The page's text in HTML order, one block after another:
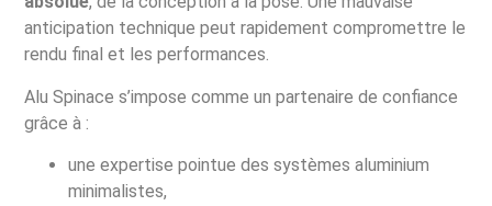
anticipation technique peut rapidement compromettre le
rendu final et les performances.
Alu Spinace s’impose comme un partenaire de confiance
grâce à :
une expertise pointue des systèmes aluminium
minimalistes,